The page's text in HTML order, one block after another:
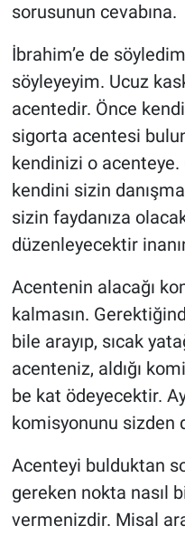
sorusunun cevabına.
İbrahim’e de
söyleyeyim. Ucuz
acentedir. Önce
sigorta acentesi
kendinizi o acenteye.
kendini sizin
sizin faydanıza
düzenleyecektir
Acentenin alacağı
kalmasın.
bile arayıp, sıcak
acenteniz, aldığı
be kat ödeyecektir.
komisyonunu sizden
Acenteyi bulduktan
gereken nokta nasıl
vermenizdir. Misal